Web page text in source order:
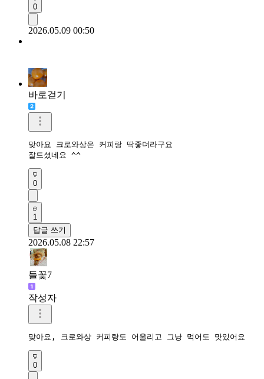
0
2026.05.09 00:50
바로걷기
맞아요 크로와상은 커피랑 딱좋더라구요
잘드셨네요 ^^
0
1
답글 쓰기
2026.05.08 22:57
들꽃7
작성자
맞아요, 크로와상 커피랑도 어울리고 그냥 먹어도 맛있어요
0